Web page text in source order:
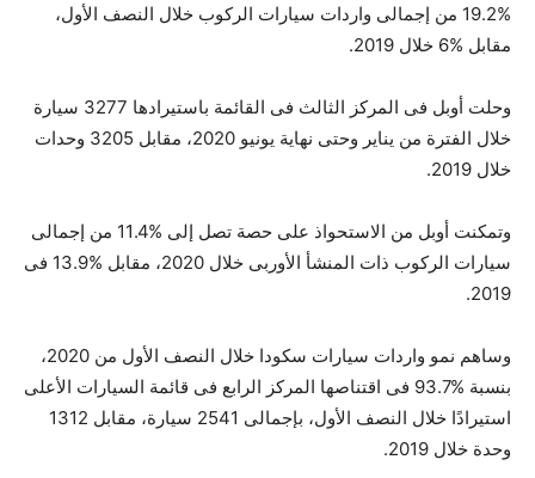
%19.2 من إجمالى واردات سيارات الركوب خلال النصف الأول،
مقابل %6 خلال 2019.
وحلت أوبل فى المركز الثالث فى القائمة باستيرادها 3277 سيارة
خلال الفترة من يناير وحتى نهاية يونيو 2020، مقابل 3205 وحدات
خلال 2019.
وتمكنت أوبل من الاستحواذ على حصة تصل إلى %11.4 من إجمالى
سيارات الركوب ذات المنشأ الأوربى خلال 2020، مقابل %13.9 فى
2019.
وساهم نمو واردات سيارات سكودا خلال النصف الأول من 2020،
بنسبة %93.7 فى اقتناصها المركز الرابع فى قائمة السيارات الأعلى
استيرادًا خلال النصف الأول، بإجمالى 2541 سيارة، مقابل 1312
وحدة خلال 2019.